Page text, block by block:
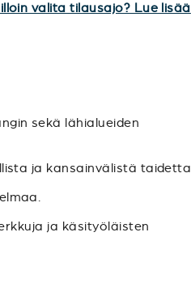
valita tilausajo? Lue lisää
sekä lähialueiden
ja kansainvälistä taidetta.
ja käsityöläisten